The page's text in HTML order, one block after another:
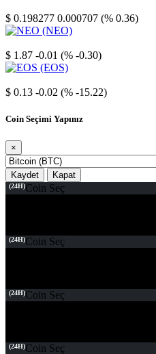
$ 0.198277 0.000707 (% 0.36)
$ 1.87 -0.01 (% -0.30)
$ 0.13 -0.02 (% -15.22)
Coin Seçimi Yapınız
×
Kaydet Kapat
(24H)Coin Seç
(24H)Coin Seç
(24H)Coin Seç
(24H)Coin Seç